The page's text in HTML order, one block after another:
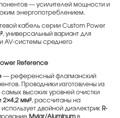
— усилителей мощности и
энергопотреблением.
кабель серии Custom Power
, универсальный вариант для
AV-системы среднего
Reference
— референсный флагманский
Проводники изготовлены из
самых высоких уровней очистки
2×4,2 мм², рассчитаны на
использует двойной диэлектрик R-
Mylar/Aluminum в